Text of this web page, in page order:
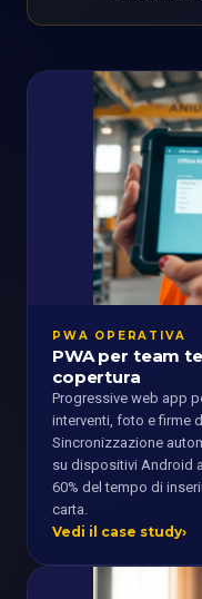
PWA OPERATIVA
PWA per team
copertura
Progressive web app
interventi, foto e firme
Sincronizzazione
su dispositivi Android
60% del tempo di
carta.
Vedi il case study